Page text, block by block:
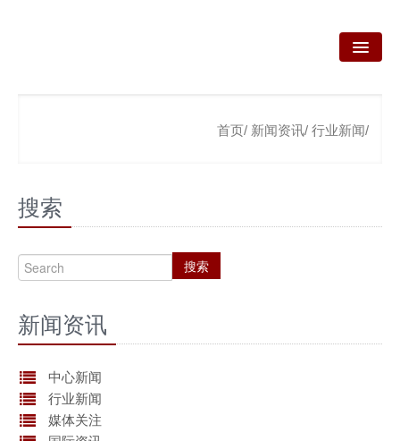
新闻资讯
产品技术
联系我们
首页/ 新闻资讯/ 行业新闻/
搜索
搜索
新闻资讯
中心新闻
行业新闻
媒体关注